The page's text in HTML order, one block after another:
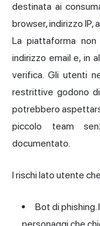
destinata ai
browser, indirizzo IP,
La piattaforma non
indirizzo email e, in
verifica. Gli utenti
restrittive godono
potrebbero
piccolo team
documentato.
I rischi lato utente
Bot di